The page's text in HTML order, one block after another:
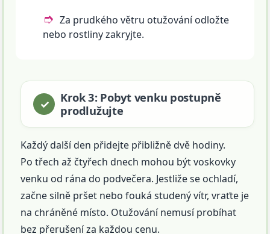
Za prudkého větru otužování odložte
nebo rostliny zakryjte.
Krok 3: Pobyt venku postupně
prodlužujte
Každý další den přidejte přibližně dvě hodiny.
Po třech až čtyřech dnech mohou být voskovky
venku od rána do podvečera. Jestliže se ochladí,
začne silně pršet nebo fouká studený vítr, vraťte je
na chráněné místo. Otužování nemusí probíhat
bez přerušení za každou cenu.